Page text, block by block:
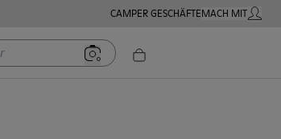
CAMPER GESCHÄFTEMACH MITMEIN